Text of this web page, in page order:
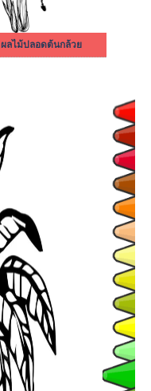
ผลไม้ปลอดต้นกล้วย